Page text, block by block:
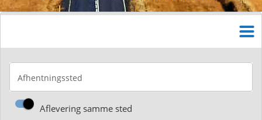
Afhentningssted
Aflevering samme sted